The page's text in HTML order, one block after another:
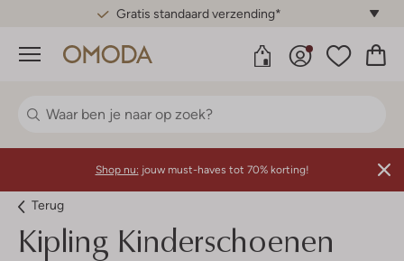
Gratis standaard verzending*
Menu
Shop nu: jouw must-haves tot 70% korting!
Terug
Kipling Kinderschoenen